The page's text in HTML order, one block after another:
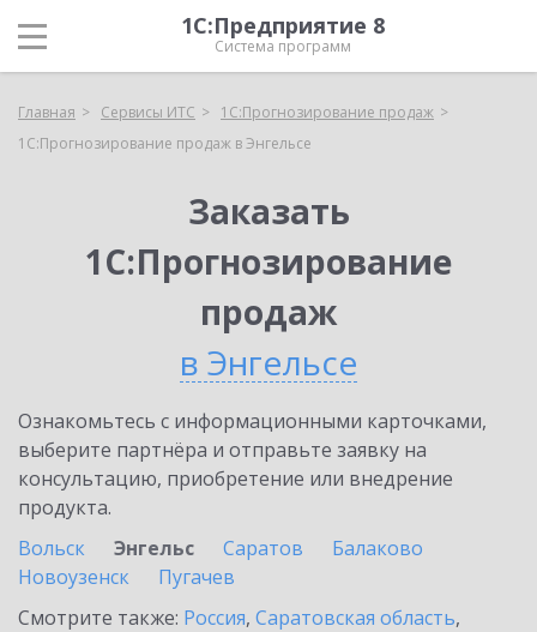
1С:Предприятие 8
Система программ
Главная Сервисы ИТС
1С:Прогнозирование продаж
1С:Прогнозирование продаж в Энгельсе
Заказать
1С:Прогнозирование
продаж
в Энгельсе
Ознакомьтесь с информационными карточками,
выберите партнёра и отправьте заявку на
консультацию, приобретение или внедрение
продукта.
Вольск
Энгельс Саратов
Балаково
Новоузенск
Пугачев
Смотрите также: Россия, Саратовская область,